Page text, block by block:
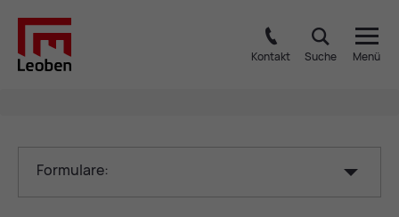
Kontakt Suche Menü
Formulare: